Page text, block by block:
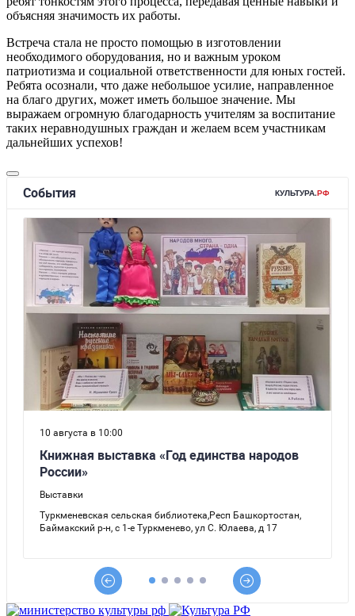
объясняя значимость их работы.
Встреча стала не просто помощью в изготовлении
необходимого оборудования, но и важным уроком
патриотизма и социальной ответственности для юных гостей.
Ребята осознали, что даже небольшое усилие, направленное
на благо других, может иметь большое значение. Мы
выражаем огромную благодарность учителям за воспитание
таких неравнодушных граждан и желаем всем участникам
дальнейших успехов!